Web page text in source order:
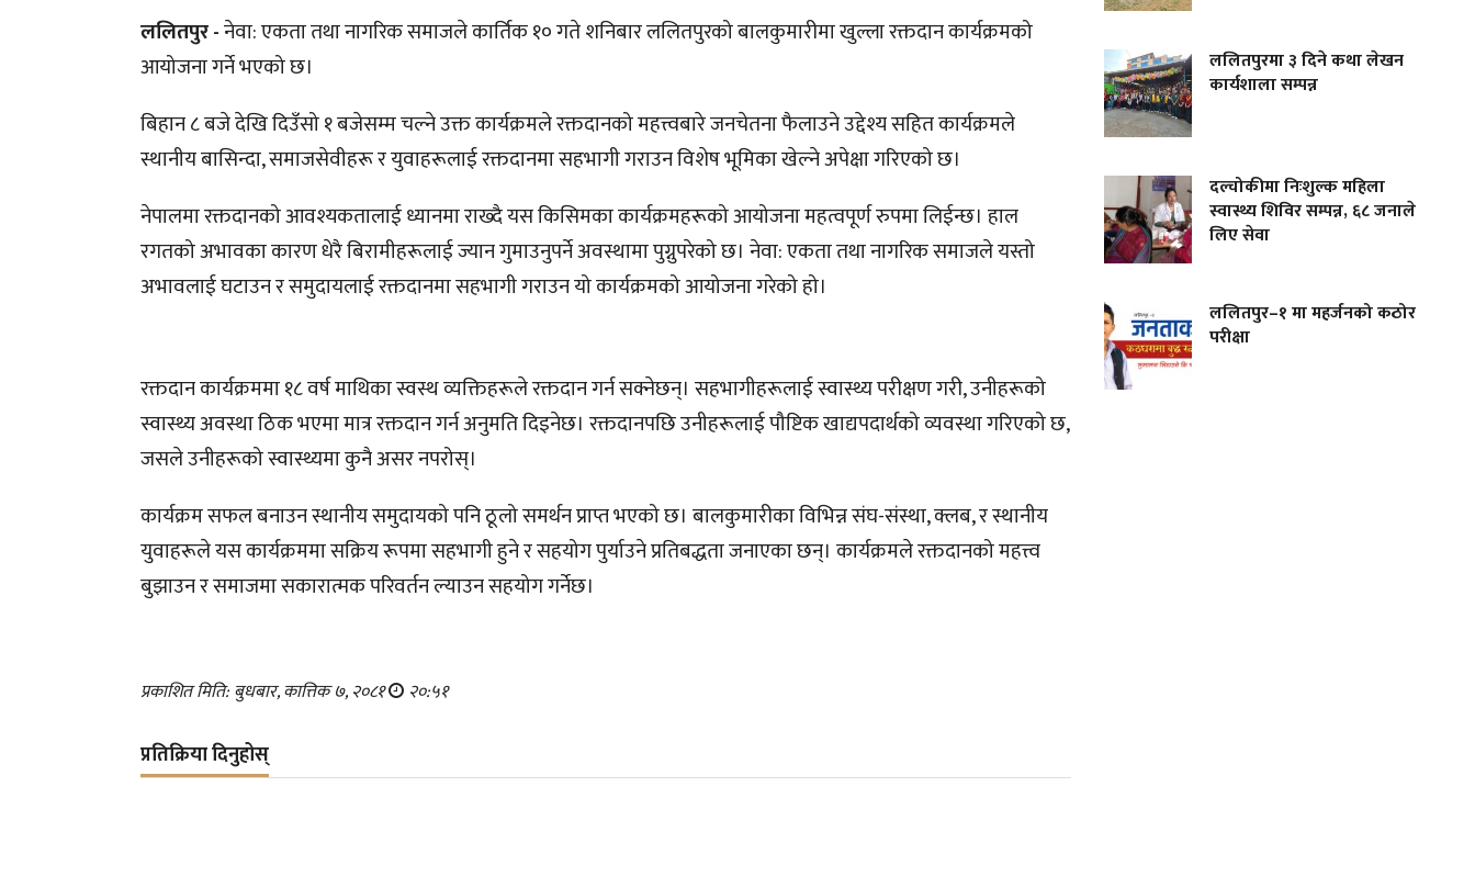
ललितपुर -नेवा: एकता तथा नागरिक समाजले कार्तिक १० गते शनिबार ललितपुरको बालकुमारीमा खुल्ला रक्तदान कार्यक्रमको
आयोजना गर्ने भएको छ।
बिहान ८ बजे देखि दिउँसो १ बजेसम्म चल्ने उक्त कार्यक्रमले रक्तदानको महत्त्वबारे जनचेतना फैलाउने उद्देश्य सहित कार्यक्रमले
स्थानीय बासिन्दा, समाजसेवीहरू र युवाहरूलाई रक्तदानमा सहभागी गराउन विशेष भूमिका खेल्ने अपेक्षा गरिएको छ।
नेपालमा रक्तदानको आवश्यकतालाई ध्यानमा राख्दै यस किसिमका कार्यक्रमहरूको आयोजना महत्वपूर्ण रुपमा लिईन्छ। हाल
रगतको अभावका कारण धेरै बिरामीहरूलाई ज्यान गुमाउनुपर्ने अवस्थामा पुग्नुपरेको छ। नेवा: एकता तथा नागरिक समाजले यस्तो
अभावलाई घटाउन र समुदायलाई रक्तदानमा सहभागी गराउन यो कार्यक्रमको आयोजना गरेको हो।
रक्तदान कार्यक्रममा १८ वर्ष माथिका स्वस्थ व्यक्तिहरूले रक्तदान गर्न सक्नेछन्। सहभागीहरूलाई स्वास्थ्य परीक्षण गरी, उनीहरूको
स्वास्थ्य अवस्था ठिक भएमा मात्र रक्तदान गर्न अनुमति दिइनेछ। रक्तदानपछि उनीहरूलाई पौष्टिक खाद्यपदार्थको व्यवस्था गरिएको छ,
जसले उनीहरूको स्वास्थ्यमा कुनै असर नपरोस्।
कार्यक्रम सफल बनाउन स्थानीय समुदायको पनि ठूलो समर्थन प्राप्त भएको छ। बालकुमारीका विभिन्न संघ-संस्था, क्लब, र स्थानीय
युवाहरूले यस कार्यक्रममा सक्रिय रूपमा सहभागी हुने र सहयोग पुर्याउने प्रतिबद्धता जनाएका छन्। कार्यक्रमले रक्तदानको महत्त्व
बुझाउन र समाजमा सकारात्मक परिवर्तन ल्याउन सहयोग गर्नेछ।
प्रकाशित मिति: बुधबार, कात्तिक ७, २०८१ २०:५१
प्रतिक्रिया दिनुहोस्
ललितपुरमा ३ दिने कथा लेखन
कार्यशाला सम्पन्न
दल्चोकीमा निःशुल्क महिला
स्वास्थ्य शिविर सम्पन्न, ६८ जनाले
लिए सेवा
ललितपुर–१ मा महर्जनको कठोर
परीक्षा